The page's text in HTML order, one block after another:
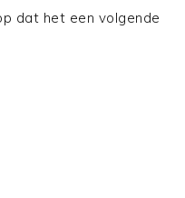
dat het een volgende